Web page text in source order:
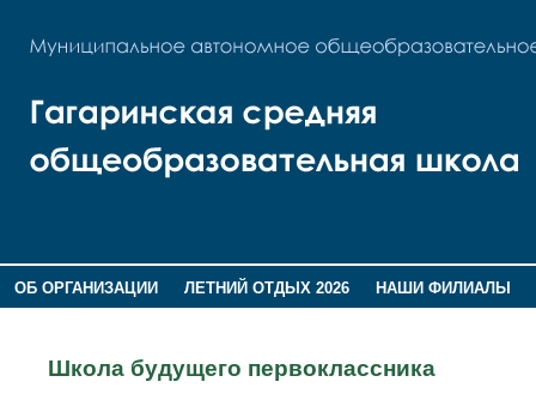
ОБ ОРГАНИЗАЦИИ ЛЕТНИЙ ОТДЫХ 2026
НАШИ ФИЛИАЛЫ
Школа будущего первоклассника